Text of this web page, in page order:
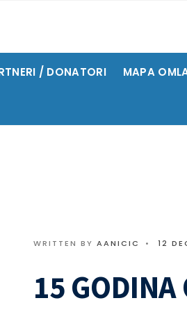
/ DONATORI MAPA
WRITTEN BY AANICIC • 12
15